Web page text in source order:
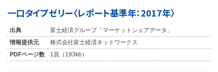
一口タイプゼリー〈レポート基準年：2017年〉
出典
富士経済グループ「マーケットシェアデータ」
情報提供元
株式会社富士経済ネットワークス
PDFページ数
1頁（193kb）